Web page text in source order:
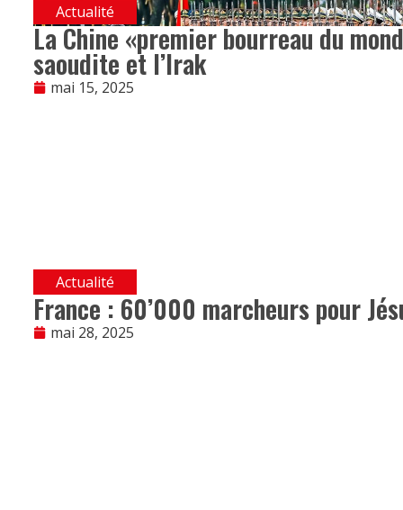
Actualité
La Chine «premier bourreau du
saoudite et l’Irak
mai 15, 2025
Actualité
France : 60’000 marcheurs pour
mai 28, 2025